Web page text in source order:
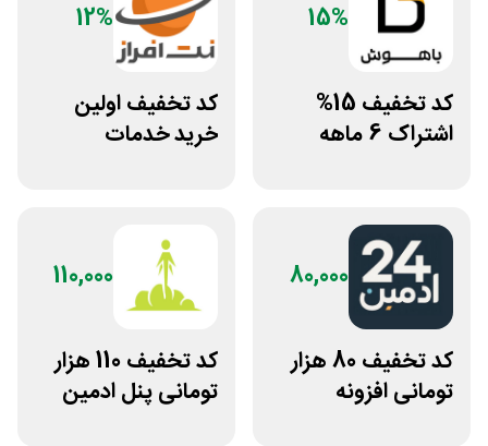
15%
کد تخفیف 15%
اشتراک 6 ماهه
12%
کد تخفیف اولین
خرید خدمات
80,000
کد تخفیف 80 هزار
تومانی افزونه
110,000
کد تخفیف 110 هزار
تومانی پنل ادمین